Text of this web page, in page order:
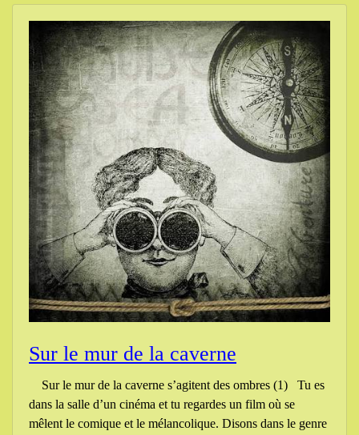
Sur le mur de la caverne
Sur le mur de la caverne s’agitent des ombres (1) Tu es
dans la salle d’un cinéma et tu regardes un film où se
mêlent le comique et le mélancolique. Disons dans le genre